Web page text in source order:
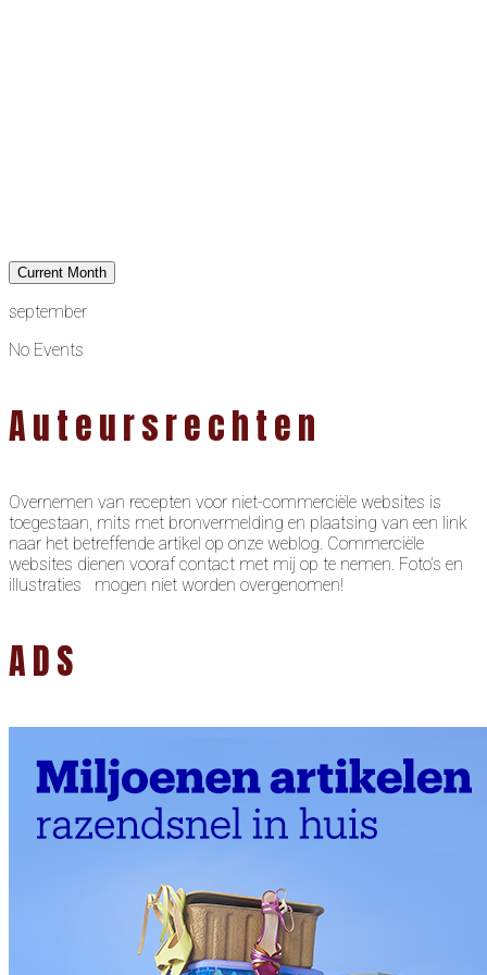
Current Month
september
No Events
Auteursrechten
Overnemen van recepten voor niet-commerciële websites is
toegestaan, mits met bronvermelding en plaatsing van een link
naar het betreffende artikel op onze weblog. Commerciële
websites dienen vooraf contact met mij op te nemen. Foto’s en
illustraties mogen niet worden overgenomen!
ADS